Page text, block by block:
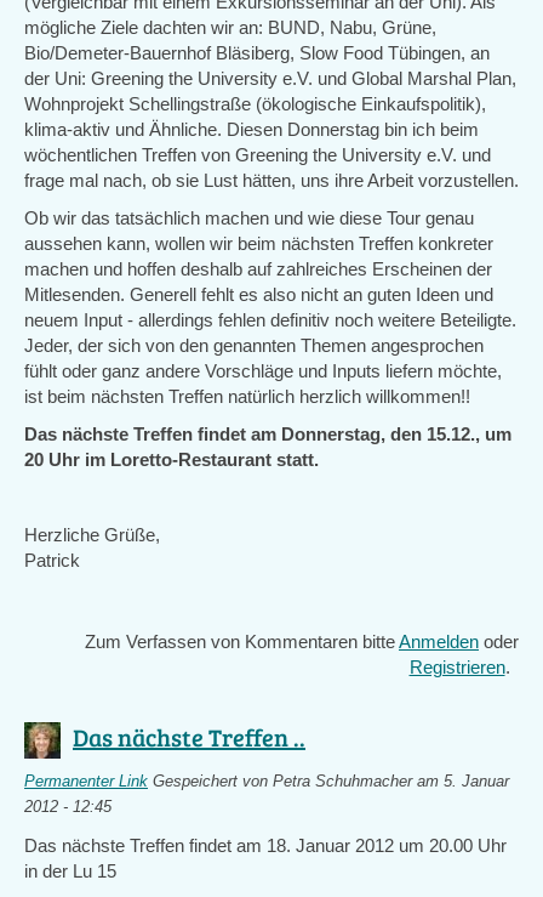
mögliche Ziele dachten wir an: BUND, Nabu, Grüne,
Bio/Demeter-Bauernhof Bläsiberg, Slow Food Tübingen, an
der Uni: Greening the University e.V. und Global Marshal Plan,
Wohnprojekt Schellingstraße (ökologische Einkaufspolitik),
klima-aktiv und Ähnliche. Diesen Donnerstag bin ich beim
wöchentlichen Treffen von Greening the University e.V. und
frage mal nach, ob sie Lust hätten, uns ihre Arbeit vorzustellen.
Ob wir das tatsächlich machen und wie diese Tour genau
aussehen kann, wollen wir beim nächsten Treffen konkreter
machen und hoffen deshalb auf zahlreiches Erscheinen der
Mitlesenden. Generell fehlt es also nicht an guten Ideen und
neuem Input - allerdings fehlen definitiv noch weitere Beteiligte.
Jeder, der sich von den genannten Themen angesprochen
fühlt oder ganz andere Vorschläge und Inputs liefern möchte,
ist beim nächsten Treffen natürlich herzlich willkommen!!
Das nächste Treffen findet am Donnerstag, den 15.12., um
20 Uhr im Loretto-Restaurant statt.
Herzliche Grüße,
Patrick
Zum Verfassen von Kommentaren bitteAnmelden oder
Registrieren.
Das nächste Treffen ..
Permanenter Link Gespeichert von Petra Schuhmacheram 5. Januar
2012 - 12:45
Das nächste Treffen findet am 18. Januar 2012 um 20.00 Uhr
in der Lu 15